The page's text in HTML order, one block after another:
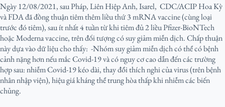
Ngày 12/08/2021, sau Pháp, Liên Hiệp Anh, Isarel, CDC/ACIP Hoa Kỳ
và FDA đã đồng thuận tiêm thêm liều thứ 3 mRNA vaccine (cùng loại
trước đó tiêm), sau ít nhất 4 tuần từ khi tiêm đủ 2 liều Pfizer-BioNTech
hoặc Moderna vaccine, trên đối tượng có suy giảm miễn dịch. Chấp thuận
này dựa vào dữ liệu cho thấy: -Nhóm suy giảm miễn dịch có thể có bệnh
cảnh nặng hơn nếu mắc Covid-19 và có nguy cơ cao dẫn đến các trường
hợp sau: nhiễm Covid-19 kéo dài, thay đổi thích nghi của virus (trên bệnh
nhân nhập viện), hiệu giá kháng thể trung hòa thấp khi nhiễm các biến
chủng.